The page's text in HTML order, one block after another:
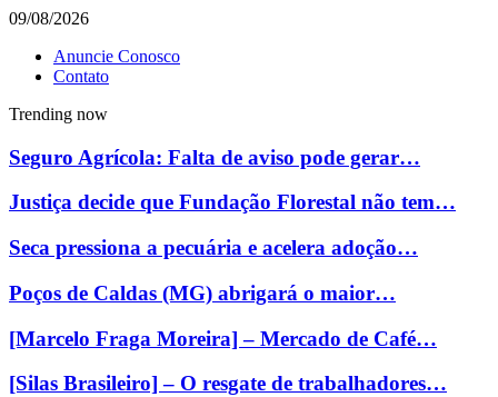
09/08/2026
Anuncie Conosco
Contato
Trending now
Seguro Agrícola: Falta de aviso pode gerar…
Justiça decide que Fundação Florestal não tem…
Seca pressiona a pecuária e acelera adoção…
Poços de Caldas (MG) abrigará o maior…
[Marcelo Fraga Moreira] – Mercado de Café…
[Silas Brasileiro] – O resgate de trabalhadores…